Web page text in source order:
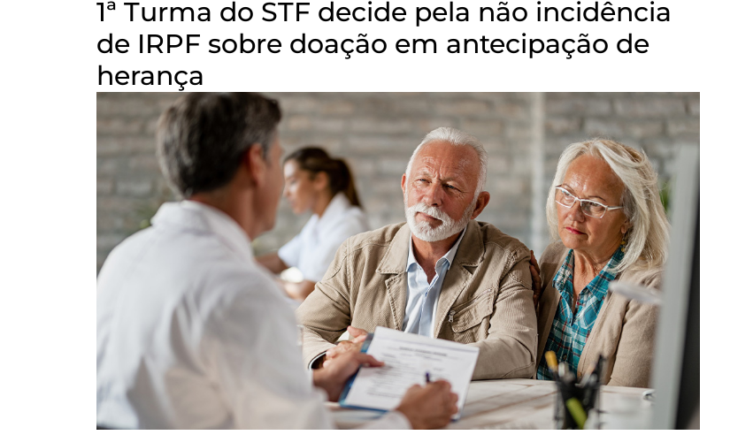
1ª Turma do STF decide pela não incidência
de IRPF sobre doação em antecipação de
herança